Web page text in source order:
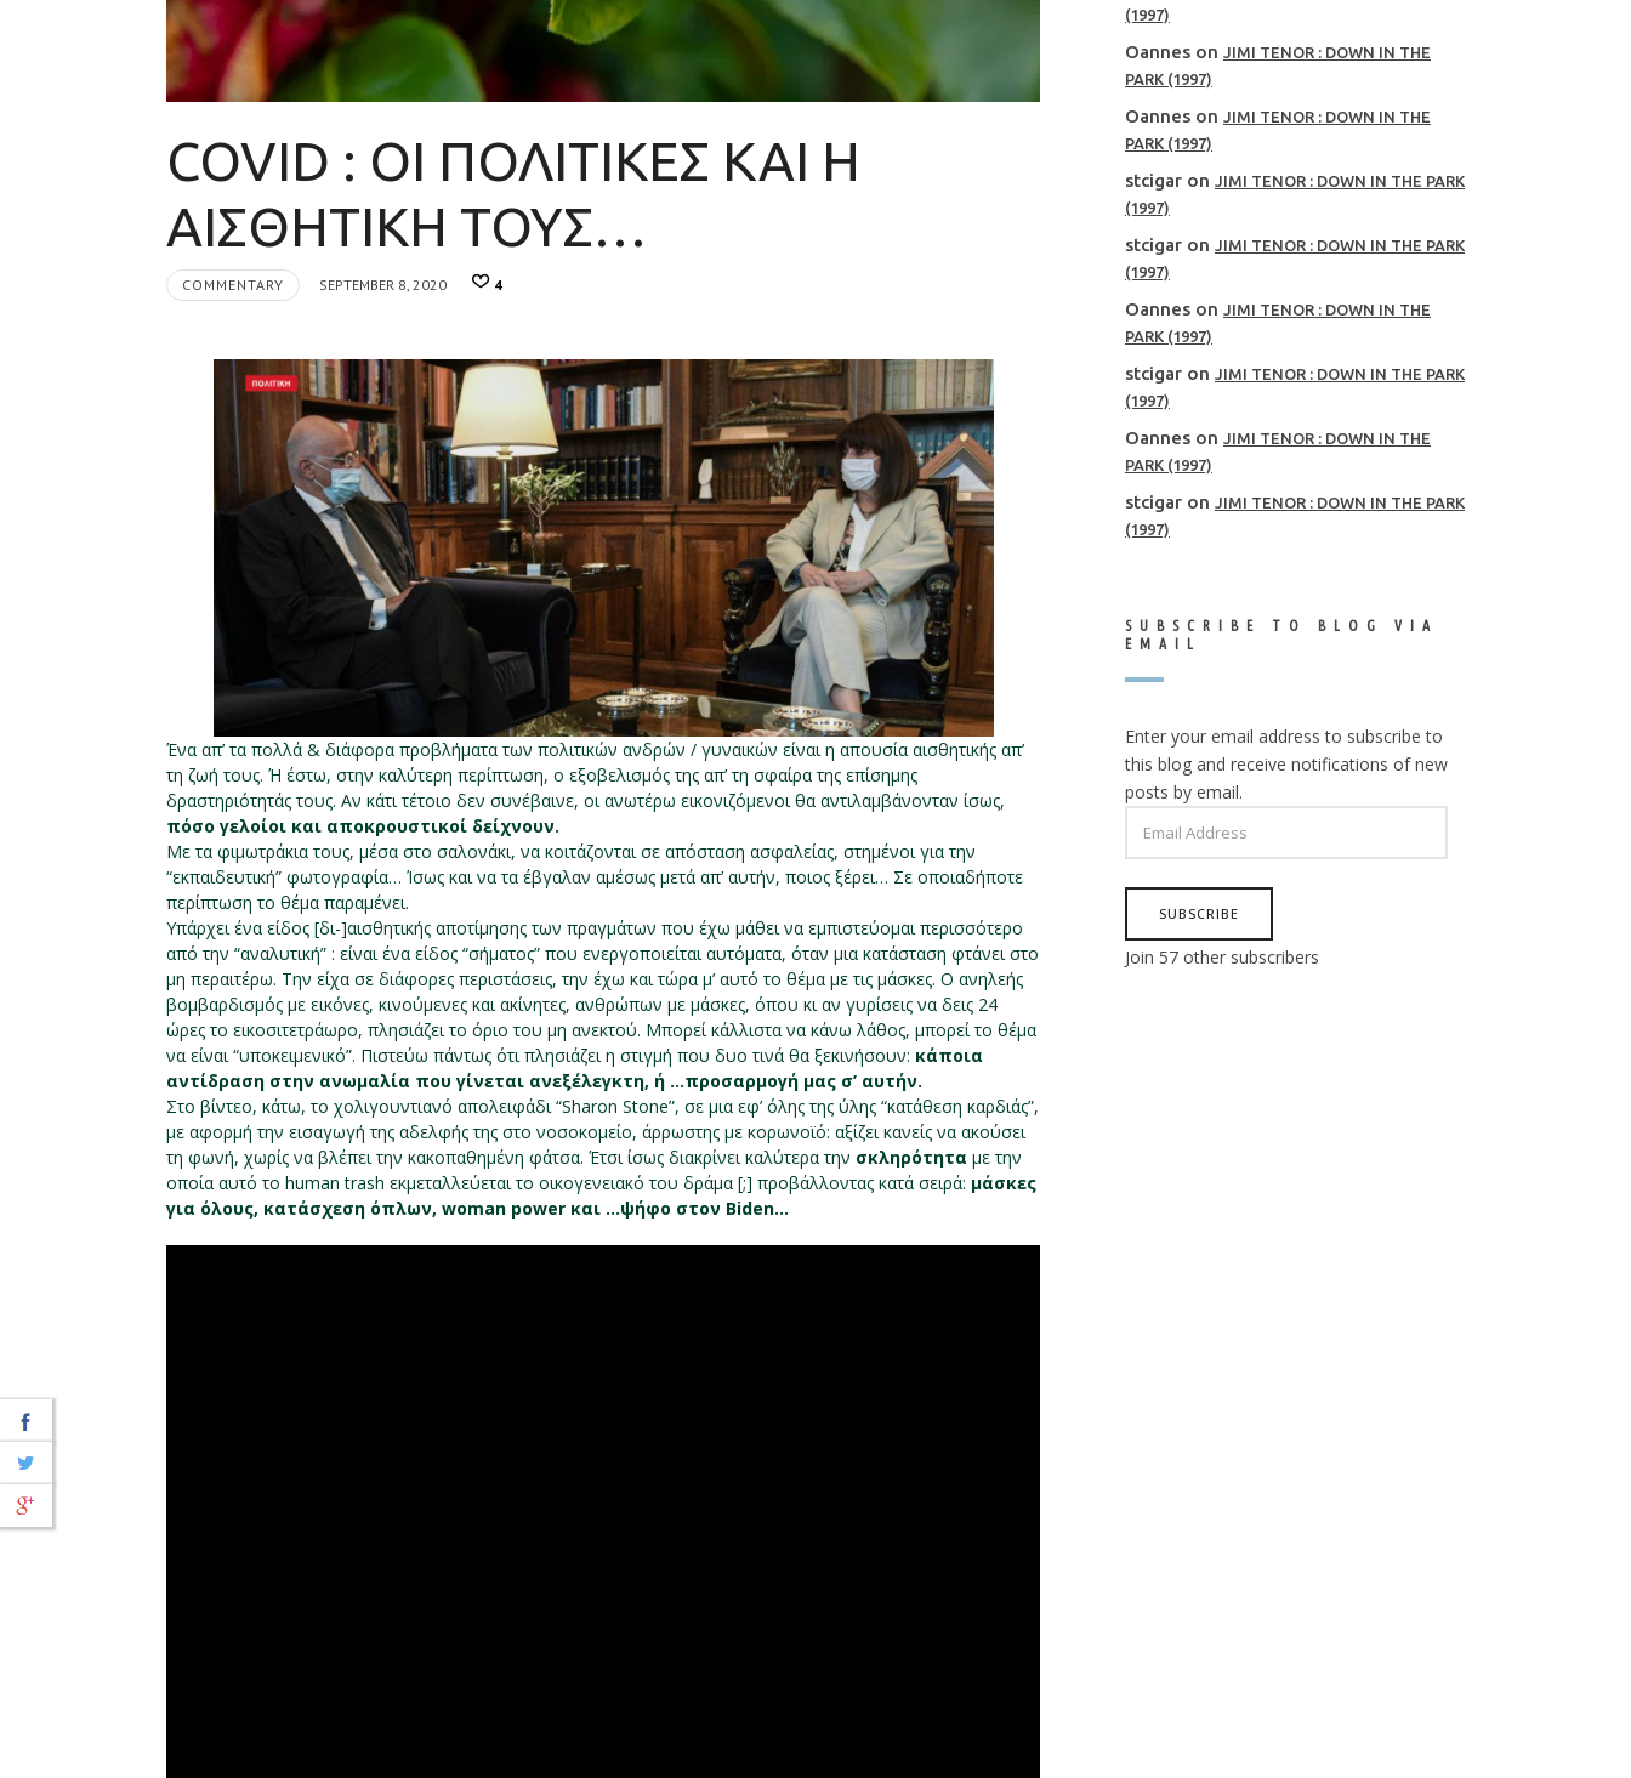
COVID : ΟΙ ΠΟΛΙΤΙΚΕΣ ΚΑΙ Η
ΑΙΣΘΗΤΙΚΗ ΤΟΥΣ…
COMMENTARY SEPTEMBER 8, 2020 4
Ένα απ’ τα πολλά & διάφορα προβλήματα των πολιτικών ανδρών / γυναικών είναι η απουσία αισθητικής απ’
τη ζωή τους. Ή έστω, στην καλύτερη περίπτωση, ο εξοβελισμός της απ’ τη σφαίρα της επίσημης
δραστηριότητάς τους. Αν κάτι τέτοιο δεν συνέβαινε, οι ανωτέρω εικονιζόμενοι θα αντιλαμβάνονταν ίσως,
πόσο γελοίοι και αποκρουστικοί δείχνουν.
Με τα φιμωτράκια τους, μέσα στο σαλονάκι, να κοιτάζονται σε απόσταση ασφαλείας, στημένοι για την
“εκπαιδευτική” φωτογραφία… Ίσως και να τα έβγαλαν αμέσως μετά απ’ αυτήν, ποιος ξέρει… Σε οποιαδήποτε
περίπτωση το θέμα παραμένει.
Υπάρχει ένα είδος [δι-]αισθητικής αποτίμησης των πραγμάτων που έχω μάθει να εμπιστεύομαι περισσότερο
από την “αναλυτική” : είναι ένα είδος “σήματος” που ενεργοποιείται αυτόματα, όταν μια κατάσταση φτάνει στο
μη περαιτέρω. Την είχα σε διάφορες περιστάσεις, την έχω και τώρα μ’ αυτό το θέμα με τις μάσκες. Ο ανηλεής
βομβαρδισμός με εικόνες, κινούμενες και ακίνητες, ανθρώπων με μάσκες, όπου κι αν γυρίσεις να δεις 24
ώρες το εικοσιτετράωρο, πλησιάζει το όριο του μη ανεκτού. Μπορεί κάλλιστα να κάνω λάθος, μπορεί το θέμα
να είναι “υποκειμενικό”. Πιστεύω πάντως ότι πλησιάζει η στιγμή που δυο τινά θα ξεκινήσουν: κάποια
αντίδραση στην ανωμαλία που γίνεται ανεξέλεγκτη, ή …προσαρμογή μας σ’ αυτήν.
Στο βίντεο, κάτω, το χολιγουντιανό απολειφάδι “Sharon Stone”, σε μια εφ’ όλης της ύλης “κατάθεση καρδιάς”,
με αφορμή την εισαγωγή της αδελφής της στο νοσοκομείο, άρρωστης με κορωνοϊό: αξίζει κανείς να ακούσει
τη φωνή, χωρίς να βλέπει την κακοπαθημένη φάτσα. Έτσι ίσως διακρίνει καλύτερα την σκληρότητα με την
οποία αυτό το human trash εκμεταλλεύεται το οικογενειακό του δράμα [;] προβάλλοντας κατά σειρά: μάσκες
για όλους, κατάσχεση όπλων, woman power και …ψήφο στον Biden…
(1997)
Oannes on
JIMI TENOR : DOWN IN THE
PARK (1997)
Oannes on
JIMI TENOR : DOWN IN THE
PARK (1997)
stcigar on
JIMI TENOR : DOWN IN THE PARK
(1997)
stcigar on
JIMI TENOR : DOWN IN THE PARK
(1997)
Oannes on
JIMI TENOR : DOWN IN THE
PARK (1997)
stcigar on
JIMI TENOR : DOWN IN THE PARK
(1997)
Oannes on
JIMI TENOR : DOWN IN THE
PARK (1997)
stcigar on
JIMI TENOR : DOWN IN THE PARK
(1997)
SUBSCRIBE TO BLOG VIA
EMAIL
Enter your email address to subscribe to
this blog and receive notifications of new
posts by email.
ADDRESS
SUBSCRIBE
Join 57 other subscribers